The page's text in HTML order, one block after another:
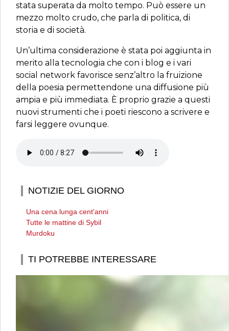
stata superata da molto tempo. Può essere un
mezzo molto crudo, che parla di politica, di
storia e di società.
Un’ultima considerazione è stata poi aggiunta in
merito alla tecnologia che con i blog e i vari
social network favorisce senz’altro la fruizione
della poesia permettendone una diffusione più
ampia e più immediata. È proprio grazie a questi
nuovi strumenti che i poeti riescono a scrivere e
farsi leggere ovunque.
NOTIZIE DEL GIORNO
Una cena lunga cent'anni
Tutte le mattine di Sybil
Murdoku
TI POTREBBE INTERESSARE